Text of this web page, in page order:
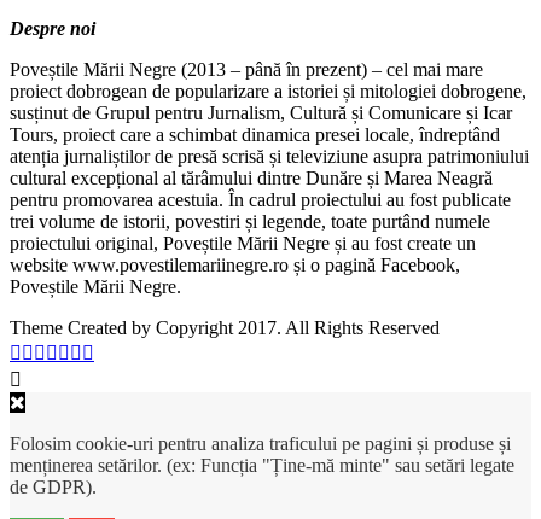
Despre noi
Poveștile Mării Negre (2013 – până în prezent) – cel mai mare
proiect dobrogean de popularizare a istoriei și mitologiei dobrogene,
susținut de Grupul pentru Jurnalism, Cultură și Comunicare și Icar
Tours, proiect care a schimbat dinamica presei locale, îndreptând
atenția jurnaliștilor de presă scrisă și televiziune asupra patrimoniului
cultural excepțional al tărâmului dintre Dunăre și Marea Neagră
pentru promovarea acestuia. În cadrul proiectului au fost publicate
trei volume de istorii, povestiri și legende, toate purtând numele
proiectului original, Poveștile Mării Negre și au fost create un
website www.povestilemariinegre.ro și o pagină Facebook,
Poveștile Mării Negre.
Theme Created by Copyright 2017. All Rights Reserved
Folosim cookie-uri pentru analiza traficului pe pagini și produse și
menținerea setărilor. (ex: Funcția "Ține-mă minte" sau setări legate
de GDPR).